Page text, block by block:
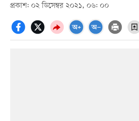
প্রকাশ: ০২ ডিসেম্বর ২০২১, ০৬: ০০